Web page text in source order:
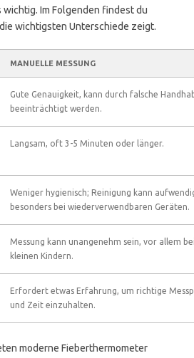
Im Folgenden findest du
wichtigsten Unterschiede zeigt.
MANUELLE MESSUNG
Gute Genauigkeit, kann durch falsche
beeinträchtigt werden.
Langsam, oft 3-5 Minuten oder länger.
Weniger hygienisch; Reinigung kann
besonders bei wiederverwendbaren Geräten.
Messung kann unangenehm sein, vor allem
kleinen Kindern.
Erfordert etwas Erfahrung, um richtige
und Zeit einzuhalten.
moderne Fieberthermometer